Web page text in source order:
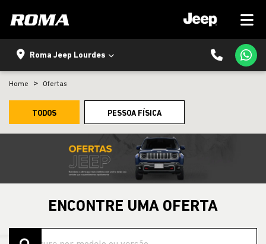
Roma Jeep Lourdes
Home Ofertas
TODOS PESSOA FÍSICA
ENCONTRE UMA OFERTA